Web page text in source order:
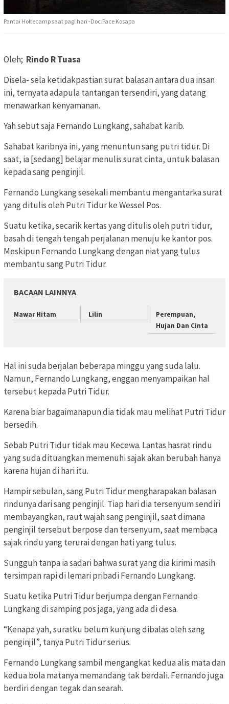
Pantai Holtecamp saat pagi hari -Doc.Pace Kosapa
Oleh; Rindo R Tuasa
Disela- sela ketidakpastian surat balasan antara dua insan
ini, ternyata adapula tantangan tersendiri, yang datang
menawarkan kenyamanan.
Yah sebut saja Fernando Lungkang, sahabat karib.
Sahabat karibnya ini, yang menuntun sang putri tidur. Di
saat, ia [sedang] belajar menulis surat cinta, untuk balasan
kepada sang penginjil.
Fernando Lungkang sesekali membantu mengantarka surat
yang ditulis oleh Putri Tidur ke Wessel Pos.
Suatu ketika, secarik kertas yang ditulis oleh putri tidur,
basah di tengah tengah perjalanan menuju ke kantor pos.
Meskipun Fernando Lungkang dengan niat yang tulus
membantu sang Putri Tidur.
BACAAN LAINNYA
Mawar Hitam Lilin
Perempuan,
Hujan Dan Cinta
Hal ini suda berjalan beberapa minggu yang suda lalu.
Namun, Fernando Lungkang, enggan menyampaikan hal
tersebut kepada Putri Tidur.
Karena biar bagaimanapun dia tidak mau melihat Putri Tidur
bersedih.
Sebab Putri Tidur tidak mau Kecewa. Lantas hasrat rindu
yang suda dituangkan memenuhi sajak akan berubah hanya
karena hujan di hari itu.
Hampir sebulan, sang Putri Tidur mengharapakan balasan
rindunya dari sang penginjil. Tiap hari dia tersenyum sendiri
membayangkan, raut wajah sang penginjil, saat dimana
penginjil tersebut berpose dan tersenyum, saat membaca
sajak rindu yang terurai dengan hati yang tulus.
Sungguh tanpa ia sadari bahwa surat yang dia kirimi masih
tersimpan rapi di lemari pribadi Fernando Lungkang.
Suatu ketika Putri Tidur berjumpa dengan Fernando
Lungkang di samping pos jaga, yang ada di desa.
“Kenapa yah, suratku belum kunjung dibalas oleh sang
penginjil”, tanya Putri Tidur serius.
Fernando Lungkang sambil mengangkat kedua alis mata dan
kedua bola matanya memandang tak berdali. Fernando juga
berdiri dengan tegak dan searah.